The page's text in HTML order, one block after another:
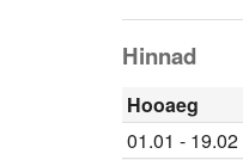
Hinnad
Hooaeg
01.01 - 19.02